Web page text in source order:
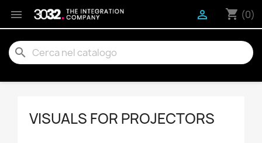
 shopping_cart (0)

search
VISUALS FOR PROJECTORS